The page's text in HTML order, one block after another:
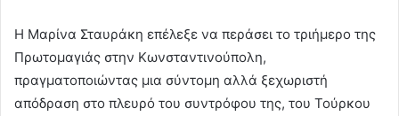
Η Μαρίνα Σταυράκη επέλεξε να περάσει το τριήμερο της
Πρωτομαγιάς στην Κωνσταντινούπολη,
πραγματοποιώντας μια σύντομη αλλά ξεχωριστή
απόδραση στο πλευρό του συντρόφου της, του Τούρκου